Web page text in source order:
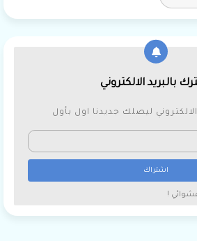
بالبريد الالكتروني
ليصلك جديدنا اول بأول
!